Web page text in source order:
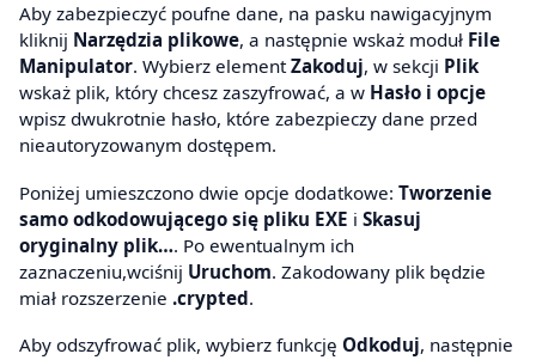
Aby zabezpieczyć poufne dane, na pasku nawigacyjnym
kliknij Narzędzia plikowe, a następnie wskaż moduł File
Manipulator. Wybierz elementZakoduj, w sekcji Plik
wskaż plik, który chcesz zaszyfrować, a w Hasło i opcje
wpisz dwukrotnie hasło, które zabezpieczy dane przed
nieautoryzowanym dostępem.
Poniżej umieszczono dwie opcje dodatkowe: Tworzenie
samo odkodowującego się pliku EXE i Skasuj
oryginalny plik…. Po ewentualnym ich
zaznaczeniu,wciśnij Uruchom. Zakodowany plik będzie
miał rozszerzenie .crypted.
Aby odszyfrować plik, wybierz funkcję Odkoduj, następnie